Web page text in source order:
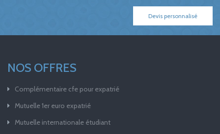
Devis personnalisé
NOS OFFRES
Complémentaire cfe pour expatrié
Mutuelle 1er euro expatrié
Mutuelle internationale étudiant